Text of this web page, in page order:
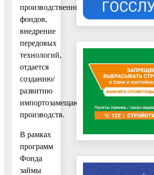
производственных
фондов,
внедрение
передовых
технологий,
отдается
созданию/
развитию
импортозамещающих
производств.
В рамках
программ
Фонда
займы